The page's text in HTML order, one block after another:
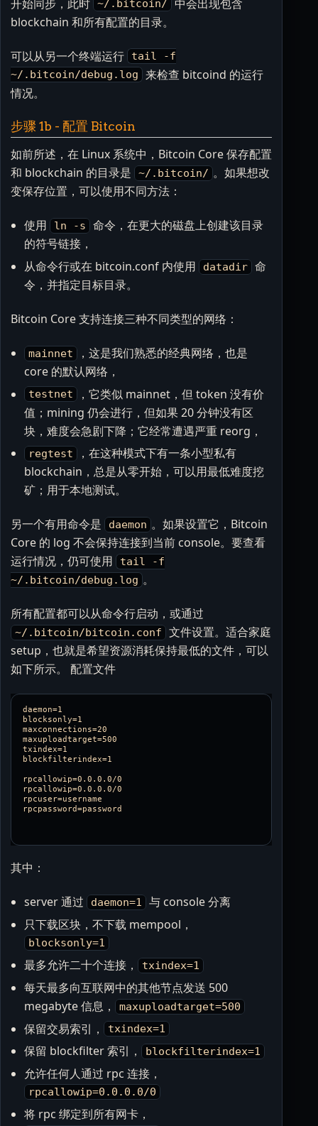
开始同步，此时 ~/.bitcoin/
中会出现包含
blockchain 和所有配置的目录。
可以从另一个终端运行
tail -f
~/.bitcoin/debug.log
来检查 bitcoind 的运行
情况。
步骤 1b - 配置 Bitcoin
如前所述，在 Linux 系统中，Bitcoin Core 保存配置
和 blockchain 的目录是
~/.bitcoin/ 。如果想改
变保存位置，可以使用不同方法：
使用 ln -s
命令，在更大的磁盘上创建该目录
的符号链接，
从命令行或在 bitcoin.conf 内使用 datadir 命
令，并指定目标目录。
Bitcoin Core 支持连接三种不同类型的网络：
mainnet
，这是我们熟悉的经典网络，也是
core 的默认网络，
testnet
，它类似 mainnet，但 token 没有价
值；mining 仍会进行，但如果 20 分钟没有区
块，难度会急剧下降；它经常遭遇严重 reorg，
regtest
，在这种模式下有一条小型私有
blockchain，总是从零开始，可以用最低难度挖
矿；用于本地测试。
另一个有用命令是 daemon 。如果设置它，Bitcoin
Core 的 log 不会保持连接到当前 console。要查看
运行情况，仍可使用
tail -f
~/.bitcoin/debug.log 。
所有配置都可以从命令行启动，或通过
~/.bitcoin/bitcoin.conf
文件设置。适合家庭
setup，也就是希望资源消耗保持最低的文件，可以
如下所示。 配置文件
daemon=1
blocksonly=1
maxconnections=20
maxuploadtarget=500
txindex=1
blockfilterindex=1
rpcallowip=0.0.0.0/0
rpcallowip=0.0.0.0/0
rpcuser=username
其中：
server 通过 daemon=1
与 console 分离
只下载区块，不下载 mempool，
blocksonly=1
最多允许二十个连接， txindex=1
每天最多向互联网中的其他节点发送 500
megabyte 信息， maxuploadtarget=500
保留交易索引， txindex=1
保留 blockfilter 索引， blockfilterindex=1
允许任何人通过 rpc 连接，
rpcallowip=0.0.0.0/0
将 rpc 绑定到所有网卡，